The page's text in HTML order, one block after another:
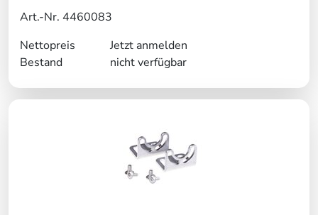
Art.-Nr. 4460083
Nettopreis
Jetzt anmelden
Bestand
nicht verfügbar